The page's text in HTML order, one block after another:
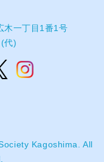
木一丁目1番1号
代)
Kagoshima. All